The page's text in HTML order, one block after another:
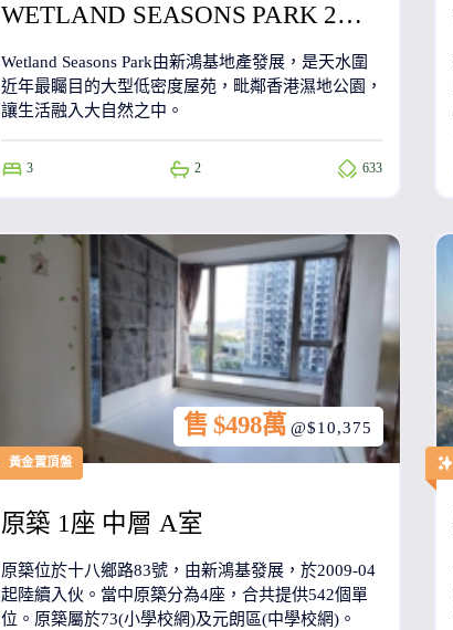
WETLAND SEASONS PARK 2期 11座
Wetland Seasons Park由新鴻基地產發展，是天水圍
近年最矚目的大型低密度屋苑，毗鄰香港濕地公園，
讓生活融入大自然之中。
3 2 633
黃金置頂盤
原築 1座 中層 A室
原築位於十八鄉路83號，由新鴻基發展，於2009-04
起陸續入伙。當中原築分為4座，合共提供542個單
位。原築屬於73(小學校網)及元朗區(中學校網)。
售 $498萬 @$10,375